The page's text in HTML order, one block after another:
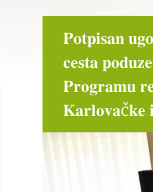
𝐏𝐨𝐭𝐩𝐢𝐬𝐚𝐧
𝐜𝐞𝐬𝐭𝐚
𝐏𝐫𝐨𝐠𝐫𝐚𝐦𝐮
𝐊𝐚𝐫𝐥𝐨𝐯𝐚č𝐤𝐞